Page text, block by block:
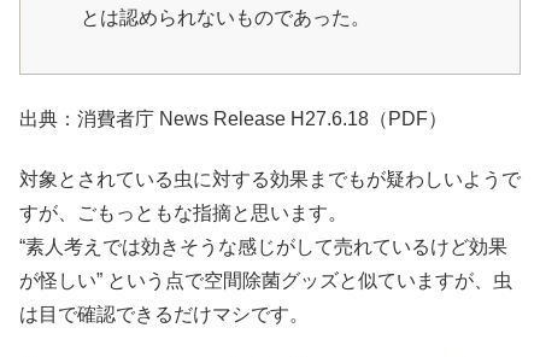
とは認められないものであった。
出典：消費者庁 News Release H27.6.18（PDF）
対象とされている虫に対する効果までもが疑わしいようで
すが、ごもっともな指摘と思います。
“素人考えでは効きそうな感じがして売れているけど効果
が怪しい” という点で空間除菌グッズと似ていますが、虫
は目で確認できるだけマシです。